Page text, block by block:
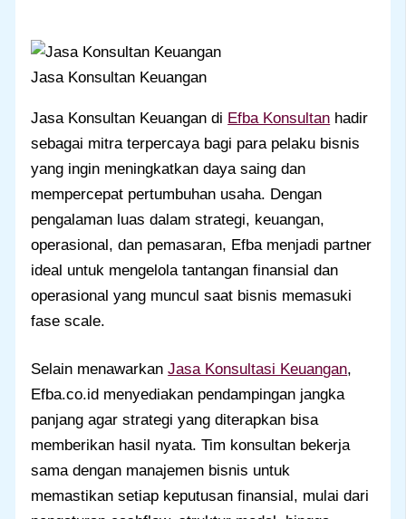
Jasa Konsultan Keuangan
Jasa Konsultan Keuangan di Efba Konsultan hadir
sebagai mitra terpercaya bagi para pelaku bisnis
yang ingin meningkatkan daya saing dan
mempercepat pertumbuhan usaha. Dengan
pengalaman luas dalam strategi, keuangan,
operasional, dan pemasaran, Efba menjadi partner
ideal untuk mengelola tantangan finansial dan
operasional yang muncul saat bisnis memasuki
fase scale.
Selain menawarkanJasa Konsultasi Keuangan,
Efba.co.id menyediakan pendampingan jangka
panjang agar strategi yang diterapkan bisa
memberikan hasil nyata. Tim konsultan bekerja
sama dengan manajemen bisnis untuk
memastikan setiap keputusan finansial, mulai dari